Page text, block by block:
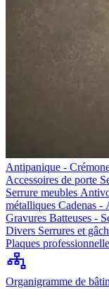
Antipanique -
Accessoires de porte
Serrure meubles
métalliques Cadenas -
Gravures Batteuses -
Divers Serrures et
Plaques professionnelle
Organigramme de